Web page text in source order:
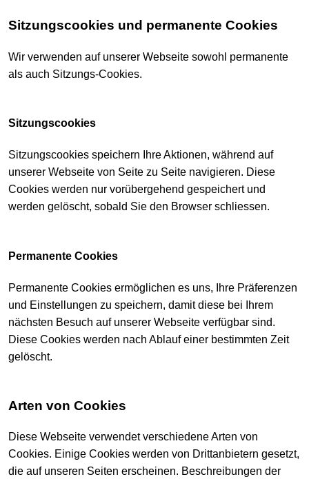
Sitzungscookies und permanente Cookies
Wir verwenden auf unserer Webseite sowohl permanente
als auch Sitzungs-Cookies.
Sitzungscookies
Sitzungscookies speichern Ihre Aktionen, während auf
unserer Webseite von Seite zu Seite navigieren. Diese
Cookies werden nur vorübergehend gespeichert und
werden gelöscht, sobald Sie den Browser schliessen.
Permanente Cookies
Permanente Cookies ermöglichen es uns, Ihre Präferenzen
und Einstellungen zu speichern, damit diese bei Ihrem
nächsten Besuch auf unserer Webseite verfügbar sind.
Diese Cookies werden nach Ablauf einer bestimmten Zeit
gelöscht.
Arten von Cookies
Diese Webseite verwendet verschiedene Arten von
Cookies. Einige Cookies werden von Drittanbietern gesetzt,
die auf unseren Seiten erscheinen. Beschreibungen der